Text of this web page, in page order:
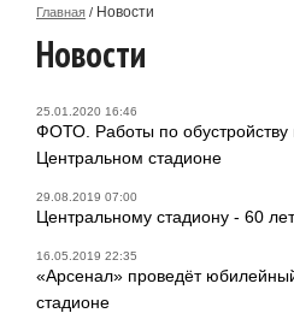
Главная / Новости
Новости
25.01.2020 16:46
ФОТО. Работы по обустройству
Центральном стадионе
29.08.2019 07:00
Центральному стадиону - 60
16.05.2019 22:35
«Арсенал» проведёт
стадионе